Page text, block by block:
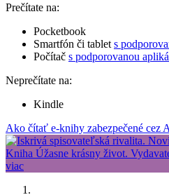
Prečítate na:
Pocketbook
Smartfón či tablet s
Počítač s podporovanou
Neprečítate na:
Kindle
Ako čítať e-knihy zabezpečené cez